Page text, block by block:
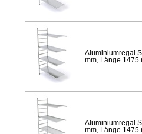
Aluminiumregal
mm, Länge 1475
Aluminiumregal
mm, Länge 1475